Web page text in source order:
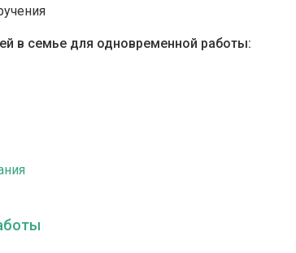
в семье для одновременной работы: